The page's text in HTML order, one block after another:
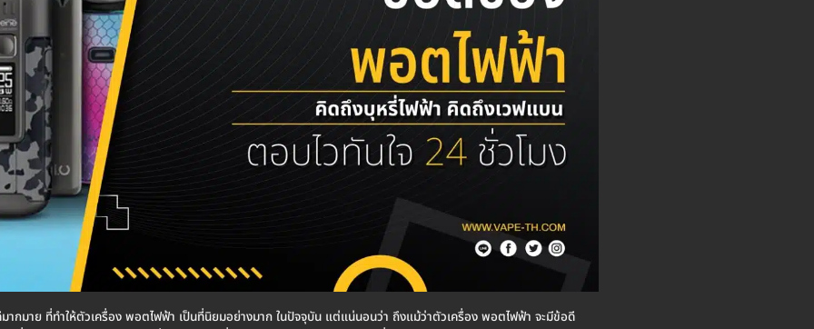
กมาย ที่ทำให้ตัวเครื่อง พอตไฟฟ้า เป็นที่นิยมอย่างมาก ในปัจจุบัน แต่แน่นอนว่า ถึงแม้ว่าตัวเครื่อง พอตไฟฟ้า จะมีข้อดี